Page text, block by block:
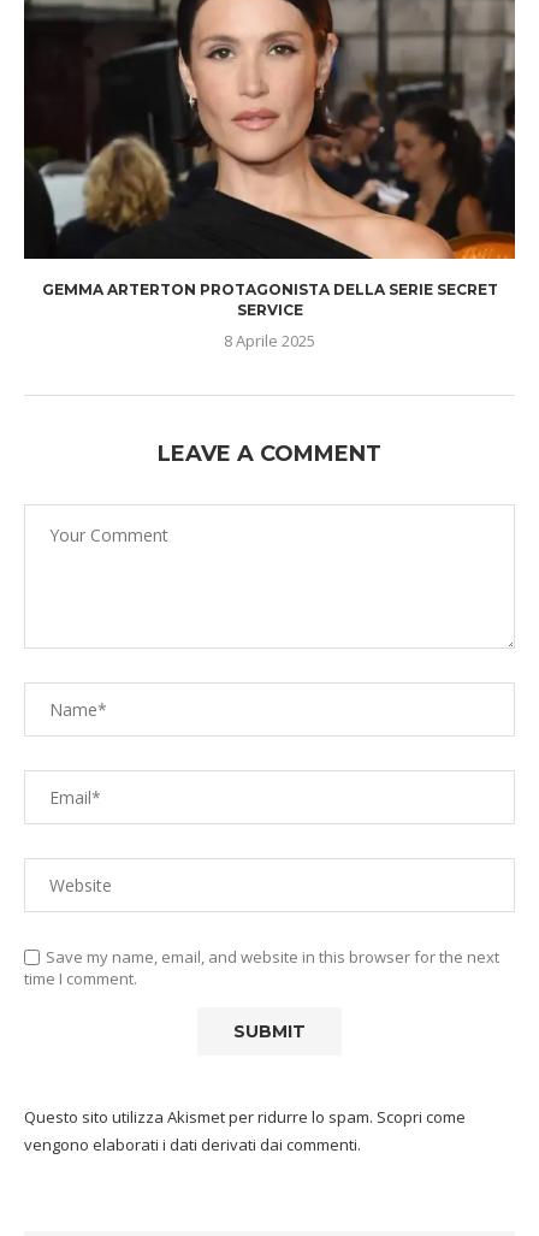
GEMMA ARTERTON PROTAGONISTA DELLA SERIE SECRET
SERVICE
8 Aprile 2025
LEAVE A COMMENT
Save my name, email, and website in this browser for the next
time I comment.
Questo sito utilizza Akismet per ridurre lo spam. Scopri come
vengono elaborati i dati derivati dai commenti.